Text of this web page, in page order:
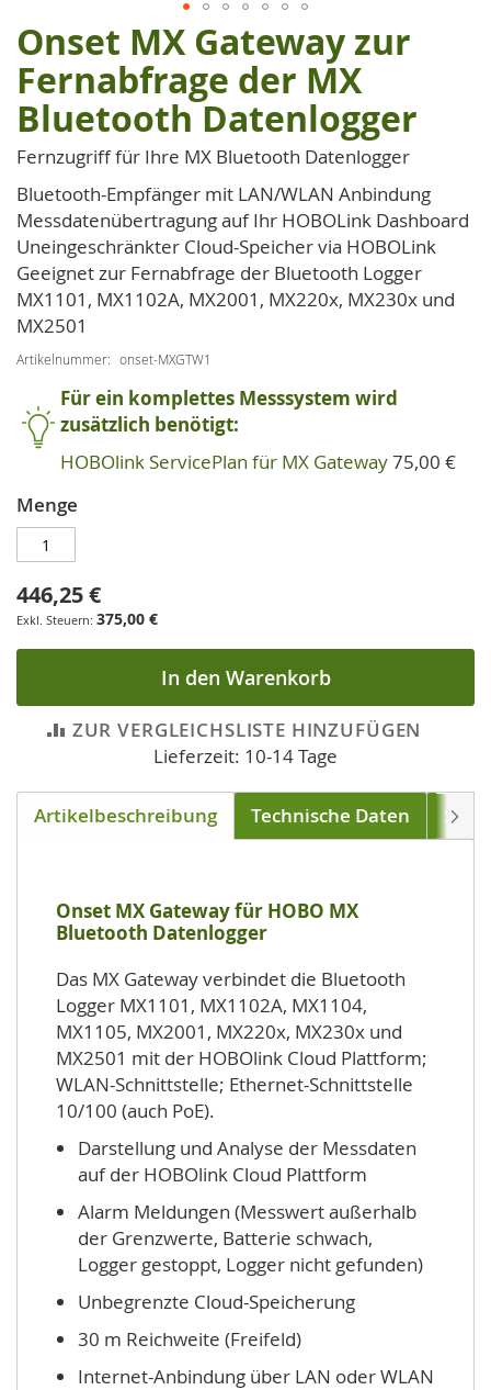
Zum
Anfang
der
Bildgalerie
springen
Onset MX Gateway zur
Fernabfrage der MX
Bluetooth Datenlogger
Fernzugriff für Ihre MX Bluetooth Datenlogger
Bluetooth-Empfänger mit LAN/WLAN Anbindung
Messdatenübertragung auf Ihr HOBOLink Dashboard
Uneingeschränkter Cloud-Speicher via HOBOLink
Geeignet zur Fernabfrage der Bluetooth Logger
MX1101, MX1102A, MX2001, MX220x, MX230x und
MX2501
Artikelnummer onset-MXGTW1
Für ein komplettes Messsystem wird
zusätzlich benötigt:
HOBOlink ServicePlan für MX Gateway75,00 €
Menge
446,25 €
375,00 €
In den Warenkorb
ZUR VERGLEICHSLISTE HINZUFÜGEN
Lieferzeit: 10-14 Tage
Artikelbeschreibung Technische Daten
Onset MX Gateway für HOBO MX
Bluetooth Datenlogger
Das MX Gateway verbindet die Bluetooth
Logger MX1101, MX1102A, MX1104,
MX1105, MX2001, MX220x, MX230x und
MX2501 mit der HOBOlink Cloud Plattform;
WLAN-Schnittstelle; Ethernet-Schnittstelle
10/100 (auch PoE).
Darstellung und Analyse der Messdaten
auf der HOBOlink Cloud Plattform
Alarm Meldungen (Messwert außerhalb
der Grenzwerte, Batterie schwach,
Logger gestoppt, Logger nicht gefunden)
Unbegrenzte Cloud-Speicherung
30 m Reichweite (Freifeld)
Internet-Anbindung über LAN oder WLAN